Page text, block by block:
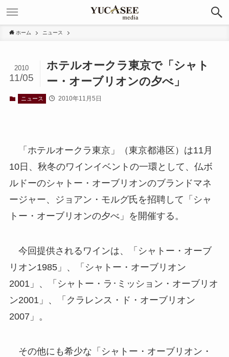
ホーム ニュース
ホテルオークラ東京で「シャト
ー・オーブリオンの夕べ」
2010
11/05
ニュース 2010年11月5日
「ホテルオークラ東京」（東京都港区）は11月
10日、秋冬のワインイベントの一環として、仏ボ
ルドーのシャトー・オーブリオンのブランドマネ
ージャー、ジョアン・モルグ氏を招聘して「シャ
トー・オーブリオンの夕べ」を開催する。
今回提供されるワインは、「シャトー・オーブ
リオン1985」、「シャトー・オーブリオン
2001」、「シャトー・ラ･ミッション・オーブリオ
ン2001」、「クラレンス・ド・オーブリオン
2007」。
その他にも希少な「シャトー・オーブリオン・